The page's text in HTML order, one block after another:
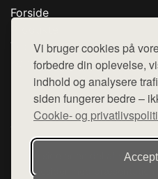
Vi bruger cookies på
forbedre din oplevelse,
indhold og analysere
siden fungerer bedre –
Cookie- og
Forside
Top Rabatter
Kontakt
Denne side er en del af
hjemmesider med